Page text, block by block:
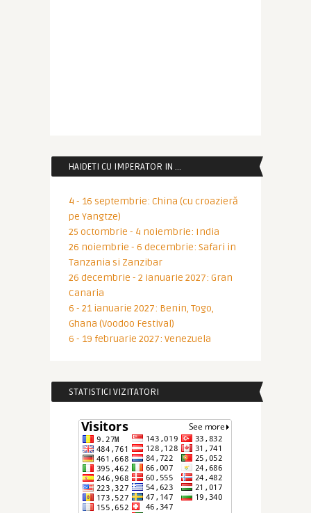
HAIDETI CU IMPERATOR IN …
4 - 16 septembrie: China (cu croazieră
pe Yangtze)
25 octombrie - 4 noiembrie: India
26 noiembrie - 6 decembrie: Safari in
Tanzania si Zanzibar
26 decembrie - 2 ianuarie 2027: Gran
Canaria
6 - 21 ianuarie 2027: Benin, Togo,
Ghana (Voodoo Festival)
6 - 19 februarie 2027: Venezuela
STATISTICI VIZITATORI